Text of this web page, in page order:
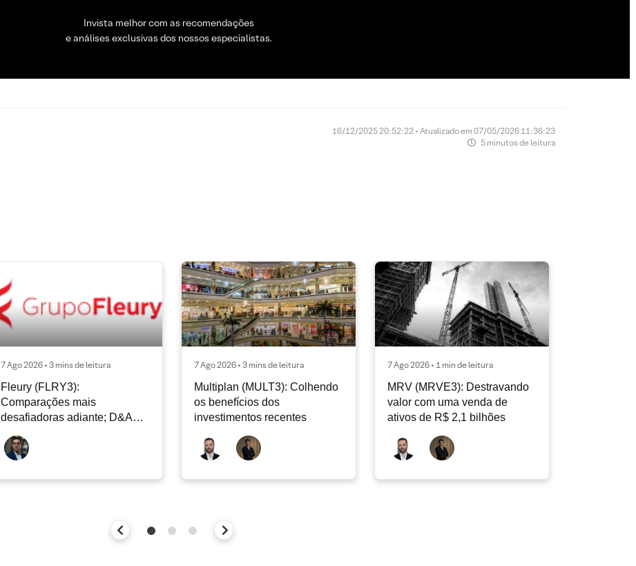
Invista melhor com as recomendações
e análises exclusivas dos nossos especialistas.
16/12/2025 20:52:22 • Atualizado em 07/05/2026 11:36:23
5 minutos de leitura
7 Ago 2026 • 3 mins de leitura
Fleury (FLRY3):
Comparações mais
desafiadoras adiante; D&A
deve permanecer nos níveis
atuais
7 Ago 2026 • 3 mins de leitura
Multiplan (MULT3): Colhendo
os benefícios dos
investimentos recentes
7 Ago 2026 • 1 min de leitura
MRV (MRVE3): Destravando
valor com uma venda de
ativos de R$ 2,1 bilhões